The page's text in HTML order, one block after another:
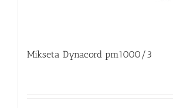
Mikseta Dynacord pm1000/3